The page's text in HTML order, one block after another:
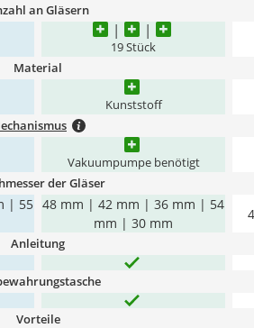
an Gläsern
19 Stück
Material
Kunststoff
Vakuumpumpe benötigt
der Gläser
| 55 48 mm | 42 mm | 36 mm | 54
mm | 30 mm
Anleitung
Vorteile